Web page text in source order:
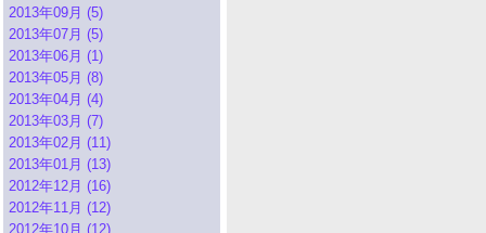
2013年09月 (5)
2013年07月 (5)
2013年06月 (1)
2013年05月 (8)
2013年04月 (4)
2013年03月 (7)
2013年02月 (11)
2013年01月 (13)
2012年12月 (16)
2012年11月 (12)
2012年10月 (12)